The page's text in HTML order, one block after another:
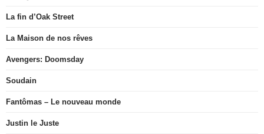
La fin d’Oak Street
La Maison de nos rêves
Avengers: Doomsday
Soudain
Fantômas – Le nouveau monde
Justin le Juste